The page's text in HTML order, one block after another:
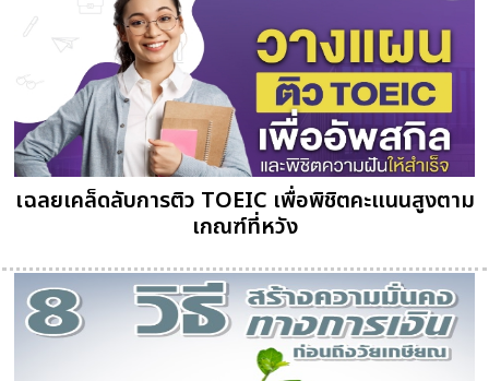
เฉลยเคล็ดลับการติว TOEIC เพื่อพิชิตคะแนนสูงตาม
เกณฑ์ที่หวัง